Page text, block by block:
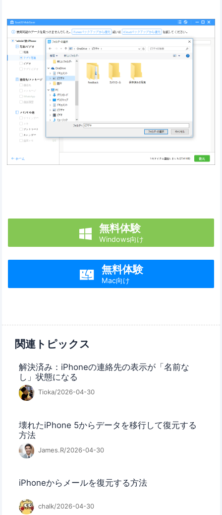
 無料体験
Windows向け
 無料体験
Mac向け
関連トピックス
解決済み：iPhoneの連絡先の表示が「名前な
し」状態になる
Tioka/2026-04-30
壊れたiPhone 5からデータを移行して復元する
方法
James.R/2026-04-30
iPhoneからメールを復元する方法
chalk/2026-04-30